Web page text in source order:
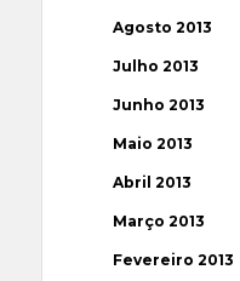
Agosto 2013
Julho 2013
Junho 2013
Maio 2013
Abril 2013
Março 2013
Fevereiro 2013